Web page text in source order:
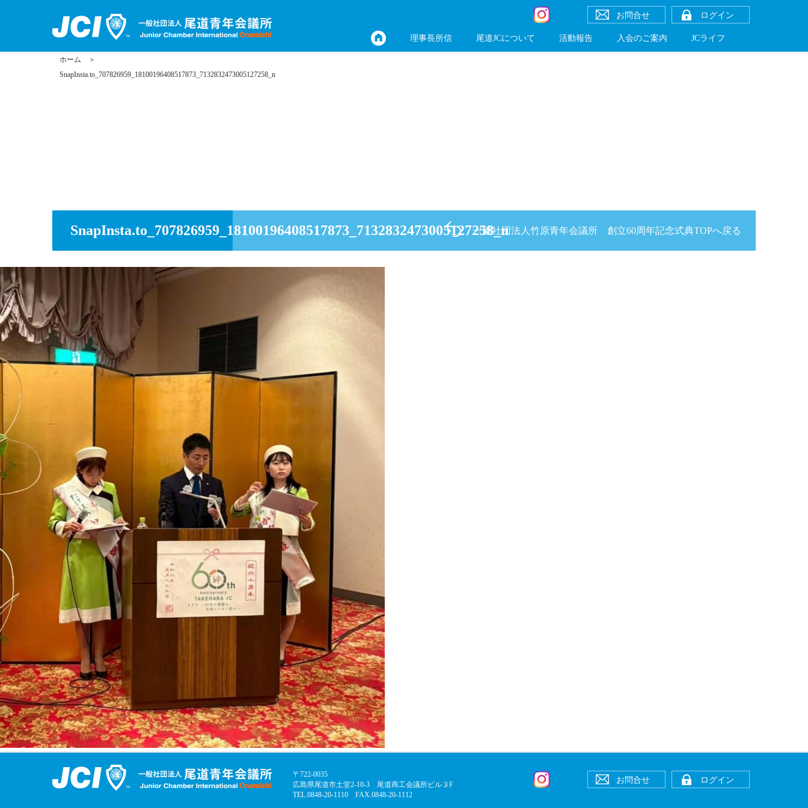
お問合せ ログイン
理事長所信 尾道JCについて 活動報告 入会のご案内 JCライフ
ホーム
＞
SnapInsta.to_707826959_18100196408517873_7132832473005127258_n
SnapInsta.to_707826959_18100196408517873_7132832473005127258_n一般社団法人竹原青年会議所 創立60周年記念式典TOPへ戻る
〒722-0035
広島県尾道市土堂2-10-3 尾道商工会議所ビル３F
TEL.0848-20-1110 FAX.0848-20-1112
お問合せ ログイン